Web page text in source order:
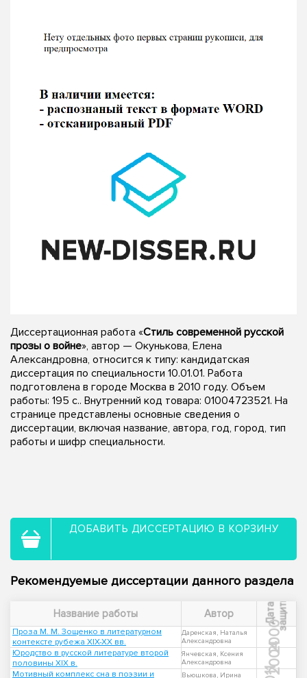
Диссертационная работа «Стиль современной русской
прозы о войне», автор — Окунькова, Елена
Александровна, относится к типу: кандидатская
диссертация по специальности 10.01.01. Работа
подготовлена в городе Москва в 2010 году. Объем
работы: 195 с.. Внутренний код товара: 01004723521. На
странице представлены основные сведения о
диссертации, включая название, автора, год, город, тип
работы и шифр специальности.
ДОБАВИТЬ ДИССЕРТАЦИЮ В КОРЗИНУ
Рекомендуемые диссертации данного раздела
Название работы Автор Д
а
т
а
з
а
щ
и
ты
Проза М. М. Зощенко в литературном
контексте рубежа XIX-XX вв.
Даренская, Наталья
Александровна
2000
Юродство в русской литературе второй
половины XIX в.
Янчевская, Ксения
Александровна
2004
Мотивный комплекс сна в поэзии и Вьюшкова, Ирина